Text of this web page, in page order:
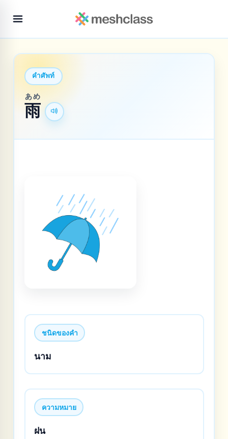
คำศัพท์
雨
あめ
ชนิดของคำ
นาม
ความหมาย
ฝน